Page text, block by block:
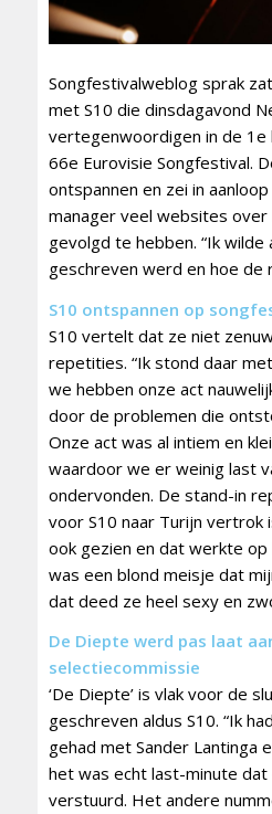
Songfestivalweblog sprak
met S10 die dinsdagavond
vertegenwoordigen in de 1e
66e Eurovisie Songfestival.
ontspannen en zei in
manager veel websites
gevolgd te hebben. “Ik
geschreven werd en hoe de
S10 ontspannen op
S10 vertelt dat ze niet
repetities. “Ik stond daar
we hebben onze act
door de problemen die
Onze act was al intiem en
waardoor we er weinig last
ondervonden. De stand-in
voor S10 naar Turijn vertrok
ook gezien en dat werkte op
was een blond meisje dat
dat deed ze heel sexy en
De Diepte werd pas laat
selectiecommissie
‘De Diepte’ is vlak voor de
geschreven aldus S10. “Ik
gehad met Sander Lantinga
het was echt last-minute
verstuurd. Het andere